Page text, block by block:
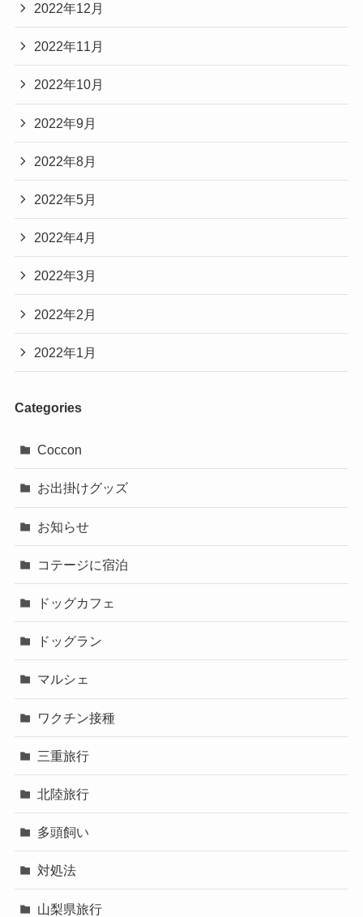
2022年12月
2022年11月
2022年10月
2022年9月
2022年8月
2022年5月
2022年4月
2022年3月
2022年2月
2022年1月
Categories
Coccon
お出掛けグッズ
お知らせ
コテージに宿泊
ドッグカフェ
ドッグラン
マルシェ
ワクチン接種
三重旅行
北陸旅行
多頭飼い
対処法
山梨県旅行